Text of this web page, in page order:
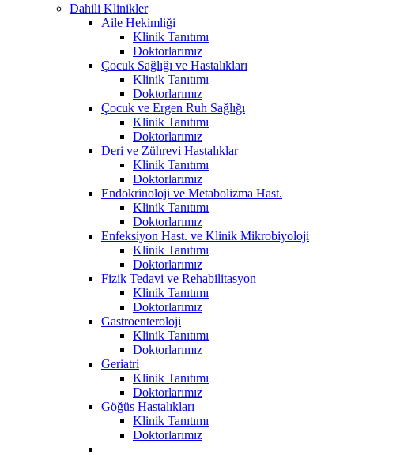
Dahili Klinikler
Aile Hekimliği
Klinik Tanıtımı
Doktorlarımız
Çocuk Sağlığı ve Hastalıkları
Klinik Tanıtımı
Doktorlarımız
Çocuk ve Ergen Ruh Sağlığı
Klinik Tanıtımı
Doktorlarımız
Deri ve Zührevi Hastalıklar
Klinik Tanıtımı
Doktorlarımız
Endokrinoloji ve Metabolizma Hast.
Klinik Tanıtımı
Doktorlarımız
Enfeksiyon Hast. ve Klinik Mikrobiyoloji
Klinik Tanıtımı
Doktorlarımız
Fizik Tedavi ve Rehabilitasyon
Klinik Tanıtımı
Doktorlarımız
Gastroenteroloji
Klinik Tanıtımı
Doktorlarımız
Geriatri
Klinik Tanıtımı
Doktorlarımız
Göğüs Hastalıkları
Klinik Tanıtımı
Doktorlarımız